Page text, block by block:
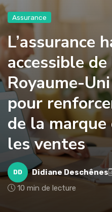
Assurance
L’assurance
accessible
Royaume-
pour
de la
les ventes
DD Didiane Deschênes
10 min de lecture